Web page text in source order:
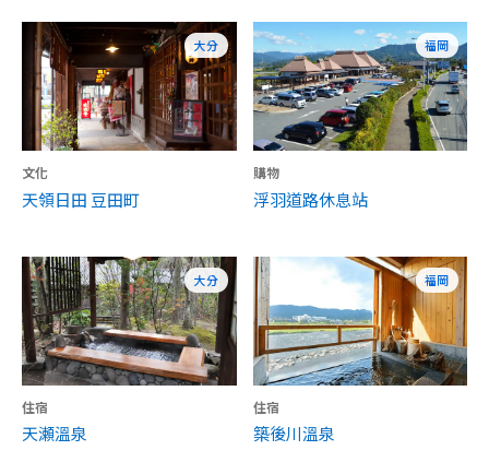
大分
文化
天領日田 豆田町
福岡
購物
浮羽道路休息站
大分
住宿
天瀬溫泉
福岡
住宿
築後川溫泉